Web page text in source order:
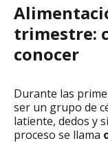
trimestre:
conocer
Durante las
ser un grupo de
latiente, dedos y
proceso se llama